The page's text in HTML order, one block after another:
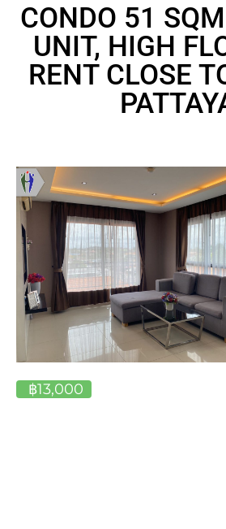
CONDO 51
UNIT, HIGH
RENT CLOSE
฿13,000